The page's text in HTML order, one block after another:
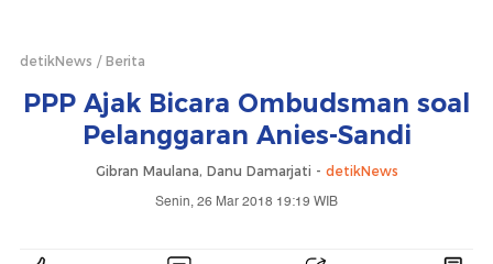
detikNews Berita
PPP Ajak Bicara Ombudsman soal
Pelanggaran Anies-Sandi
Gibran Maulana, Danu Damarjati - detikNews
Senin, 26 Mar 2018 19:19 WIB